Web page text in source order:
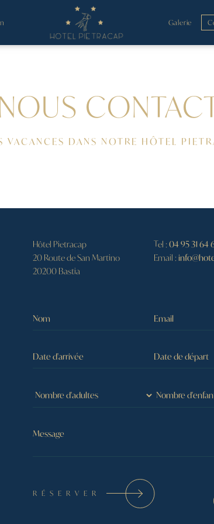
Galerie
VACANCES DANS NOTRE HÔTEL
Hôtel Pietracap
20 Route de San Martino
20200 Bastia
Tel : 04 95 31 64
Email :
RÉSERVER